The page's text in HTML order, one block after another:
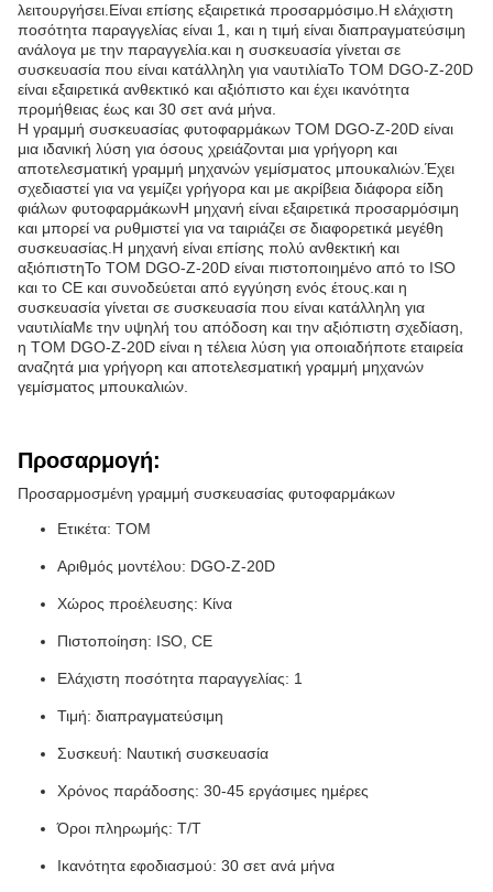
λειτουργήσει.Είναι επίσης εξαιρετικά προσαρμόσιμο.Η ελάχιστη
ποσότητα παραγγελίας είναι 1, και η τιμή είναι διαπραγματεύσιμη
ανάλογα με την παραγγελία.και η συσκευασία γίνεται σε
συσκευασία που είναι κατάλληλη για ναυτιλίαΤο TOM DGO-Z-20D
είναι εξαιρετικά ανθεκτικό και αξιόπιστο και έχει ικανότητα
προμήθειας έως και 30 σετ ανά μήνα.
Η γραμμή συσκευασίας φυτοφαρμάκων TOM DGO-Z-20D είναι
μια ιδανική λύση για όσους χρειάζονται μια γρήγορη και
αποτελεσματική γραμμή μηχανών γεμίσματος μπουκαλιών.Έχει
σχεδιαστεί για να γεμίζει γρήγορα και με ακρίβεια διάφορα είδη
φιάλων φυτοφαρμάκωνΗ μηχανή είναι εξαιρετικά προσαρμόσιμη
και μπορεί να ρυθμιστεί για να ταιριάζει σε διαφορετικά μεγέθη
συσκευασίας.Η μηχανή είναι επίσης πολύ ανθεκτική και
αξιόπιστηΤο TOM DGO-Z-20D είναι πιστοποιημένο από το ISO
και το CE και συνοδεύεται από εγγύηση ενός έτους.και η
συσκευασία γίνεται σε συσκευασία που είναι κατάλληλη για
ναυτιλίαΜε την υψηλή του απόδοση και την αξιόπιστη σχεδίαση,
η TOM DGO-Z-20D είναι η τέλεια λύση για οποιαδήποτε εταιρεία
αναζητά μια γρήγορη και αποτελεσματική γραμμή μηχανών
γεμίσματος μπουκαλιών.
Προσαρμογή:
Προσαρμοσμένη γραμμή συσκευασίας φυτοφαρμάκων
Ετικέτα: TOM
Αριθμός μοντέλου: DGO-Z-20D
Χώρος προέλευσης: Κίνα
Πιστοποίηση: ISO, CE
Ελάχιστη ποσότητα παραγγελίας: 1
Τιμή: διαπραγματεύσιμη
Συσκευή: Ναυτική συσκευασία
Χρόνος παράδοσης: 30-45 εργάσιμες ημέρες
Όροι πληρωμής: T/T
Ικανότητα εφοδιασμού: 30 σετ ανά μήνα